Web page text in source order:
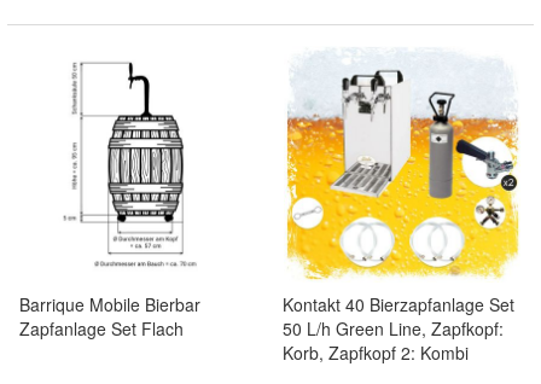
Barrique Mobile Bierbar
Zapfanlage Set Flach
Kontakt 40 Bierzapfanlage Set
50 L/h Green Line, Zapfkopf:
Korb, Zapfkopf 2: Kombi